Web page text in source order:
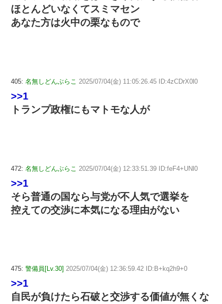
ほとんどいなくてスミマセン
あなた方は火中の栗なもので
405: 名無しどんぶらこ 2025/07/04(金) 11:05:26.45 ID:4zCDrX0l0
>>1
トランプ政権にもマトモな人が
472: 名無しどんぶらこ 2025/07/04(金) 12:33:51.39 ID:feF4+UNl0
>>1
そら普通の国なら与党が不人気で選挙を
控えての交渉に本気になる理由がない
475: 警備員[Lv.30] 2025/07/04(金) 12:36:59.42 ID:B+kq2h9+0
>>1
自民が負けたら石破と交渉する価値が無くな